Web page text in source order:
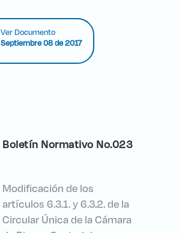
Ver Documento
Septiembre 08 de 2017
Boletín Normativo No.023
Modificación de los
artículos 6.3.1. y 6.3.2. de la
Circular Única de la Cámara